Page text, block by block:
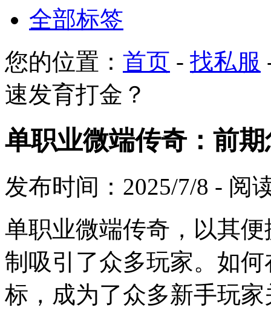
全部标签
您的位置： 首页 - 找私服
速发育打金？
单职业微端传奇：前
发布时间：2025/7/8 - 阅
单职业微端传奇，以其
制吸引了众多玩家。如
标，成为了众多新手玩